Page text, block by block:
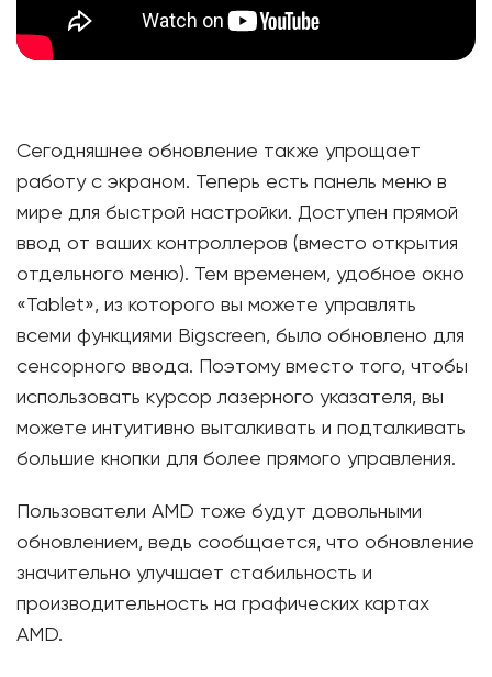
Сегодняшнее обновление также упрощает
работу с экраном. Теперь есть панель меню в
мире для быстрой настройки. Доступен прямой
ввод от ваших контроллеров (вместо открытия
отдельного меню). Тем временем, удобное окно
«Tablet», из которого вы можете управлять
всеми функциями Bigscreen, было обновлено для
сенсорного ввода. Поэтому вместо того, чтобы
использовать курсор лазерного указателя, вы
можете интуитивно выталкивать и подталкивать
большие кнопки для более прямого управления.
Пользователи AMD тоже будут довольными
обновлением, ведь сообщается, что обновление
значительно улучшает стабильность и
производительность на графических картах
AMD.